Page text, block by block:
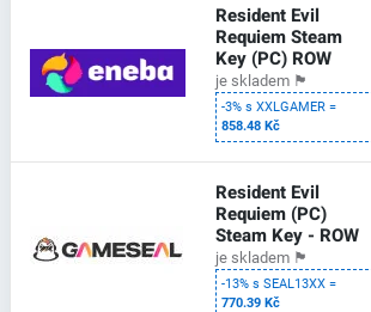
Resident Evil
Requiem Steam
Key (PC) ROW
je skladem 🏴
-3% s XXLGAMER =
858.48 Kč
Resident Evil
Requiem (PC)
Steam Key - ROW
je skladem 🏴
-13% s SEAL13XX =
770.39 Kč